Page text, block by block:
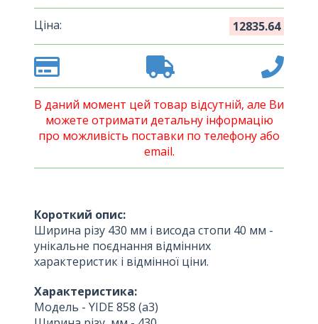
Ціна: 12835.64
В даний момент цей товар відсутній, але Ви
можете отримати детальну інформацію
про можливість поставки по телефону або
email.
Короткий опис:
Ширина різу 430 мм і висода стопи 40 мм -
унікальне поєднання відмінних
характеристик і відмінної ціни.
Характеристика:
Модель - YIDE 858 (a3) ​​